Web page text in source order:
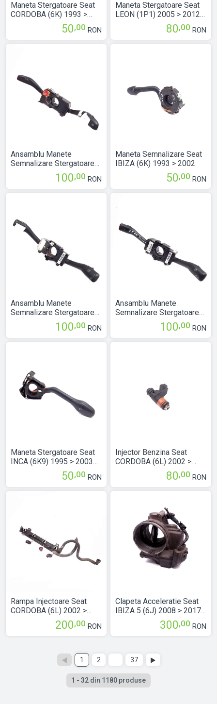
Maneta Stergatoare Seat
CORDOBA (6K) 1993 >
2002 6K5953503AD
50,00 RON
Ansamblu Manete
Semnalizare Stergatoare
Maneta Semnalizare
Maneta Stergatoare Seat
CORDOBA (6L) 2002 >
100,00 RON
Ansamblu Manete
Semnalizare Stergatoare
Maneta Semnalizare
Maneta Stergatoare Seat
TOLEDO Mk 3 (5P) 2004 >
100,00 RON
Maneta Stergatoare Seat
INCA (6K9) 1995 > 2003
50,00 RON
Rampa Injectoare Seat
CORDOBA (6L) 2002 >
2009 1.4 16V BBZ Benzina
200,00 RON
Maneta Stergatoare Seat
LEON (1P1) 2005 > 2012
80,00 RON
Maneta Semnalizare Seat
IBIZA (6K) 1993 > 2002
50,00 RON
Ansamblu Manete
Semnalizare Stergatoare
Maneta Semnalizare
Maneta Stergatoare Seat
LEON (1M1) 1999 > 2006
100,00 RON
Injector Benzina Seat
CORDOBA (6L) 2002 >
2009 1.4 16V BBZ Benzina
80,00 RON
Clapeta Acceleratie Seat
IBIZA 5 (6J) 2008 > 2017
1.4 TDI BMS Motorina
300,00 RON
1 - 32 din 1180 produse
Următoarea pagină
1 2 37 Pagina precedentă